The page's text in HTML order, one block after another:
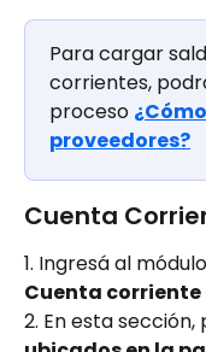
Para cargar
corrientes,
proceso
proveedores?
Cuenta
1. Ingresá al módulo
Cuenta corriente
2. En esta